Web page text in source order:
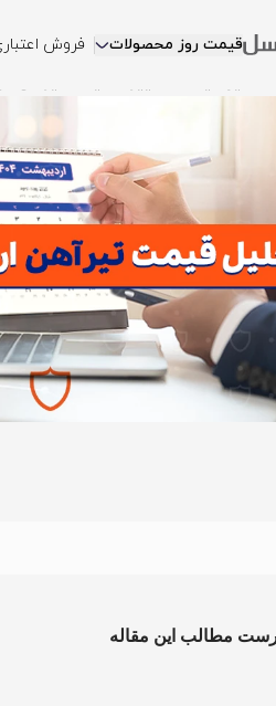
قیمت روز محصولات فروش
مطالب این مقاله